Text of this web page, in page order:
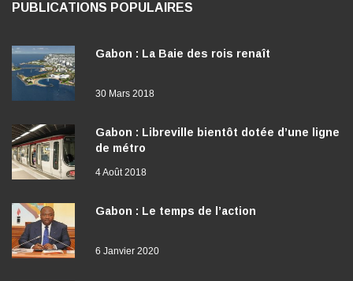
PUBLICATIONS POPULAIRES
Gabon : La Baie des rois renaît
30 Mars 2018
Gabon : Libreville bientôt dotée d’une ligne
de métro
4 Août 2018
Gabon : Le temps de l’action
6 Janvier 2020